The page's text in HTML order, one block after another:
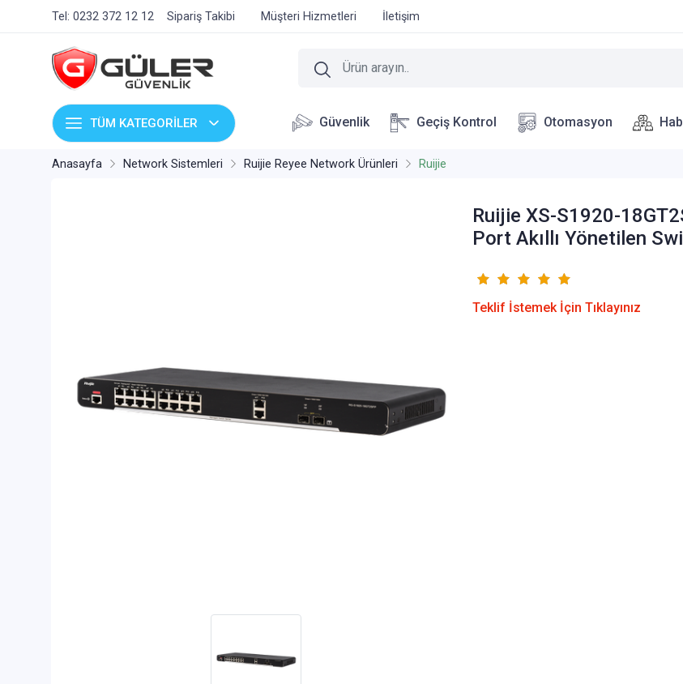
Tel: 0232 372 12 12 Sipariş Takibi Müşteri Hizmetleri İletişim
TÜM KATEGORİLER Güvenlik Geçiş Kontrol Otomasyon
Anasayfa Network Sistemleri Ruijie Reyee Network Ürünleri Ruijie
Ruijie XS-S1920-
Port Akıllı Yönetilen
Teklif İstemek İçin Tıklayınız